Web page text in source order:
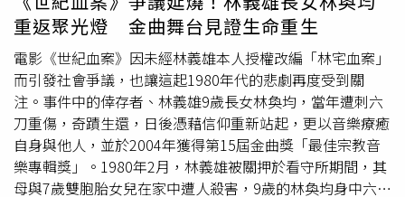
看完電影哭不停、哭到好累、哭掉整包衛生紙，以及看電影
之前信誓旦旦不會哭之後卻爆哭的各式各樣影像畫面，在
Thread與IG等社群平台大洗版。加上戲院也免費提供面紙
給進場觀眾使用，都成為電影的多個亮點。而電影除了催淚
之外，有A-lin〈幸福在歌唱〉與洪佩瑜〈再見的時候〉兩首
主題曲，加上陶晶瑩 〈姐姐妹妹站起來〉蕭亞軒〈表白〉謝
金燕〈練武功〉，讓觀眾耳熟能詳的歌曲與舞蹈，看完的網
友也紛紛開始Cover各種不同版本，又增添了電影的延燒力
度。導演林孝謙再拍攝過程中也計劃性的留了好幾手，包括
重返聚光燈 金曲舞台見證生命重生
電影《世紀血案》因未經林義雄本人授權改編「林宅血案」
而引發社會爭議，也讓這起1980年代的悲劇再度受到關
注。事件中的倖存者、林義雄9歲長女林奐均，當年遭刺六
刀重傷，奇蹟生還，日後憑藉信仰重新站起，更以音樂療癒
自身與他人，並於2004年獲得第15屆金曲獎「最佳宗教音
樂專輯獎」。1980年2月，林義雄被關押於看守所期間，其
母與7歲雙胞胎女兒在家中遭人殺害，9歲的林奐均身中六刀